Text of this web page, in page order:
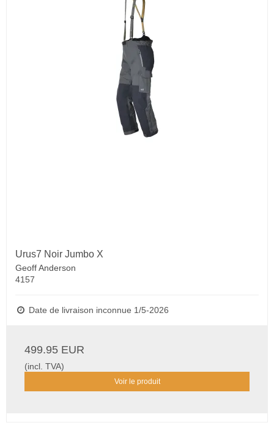
Urus7 Noir Jumbo X
Geoff Anderson
4157
Date de livraison inconnue 1/5-2026
499.95 EUR
(incl. TVA)
Voir le produit